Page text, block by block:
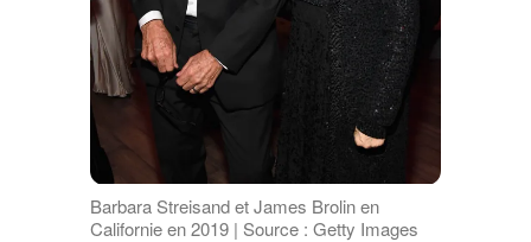
Barbara Streisand et James Brolin en
Californie en 2019 | Source : Getty Images